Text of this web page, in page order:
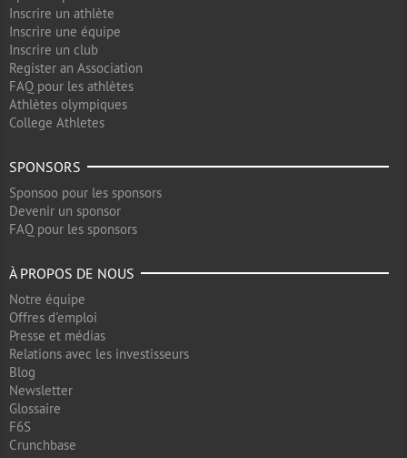
Inscrire un athlète
Inscrire une équipe
Inscrire un club
Register an Association
FAQ pour les athlètes
Athlètes olympiques
College Athletes
SPONSORS
Sponsoo pour les sponsors
Devenir un sponsor
FAQ pour les sponsors
À PROPOS DE NOUS
Notre équipe
Offres d'emploi
Presse et médias
Relations avec les investisseurs
Blog
Newsletter
Glossaire
F6S
Crunchbase